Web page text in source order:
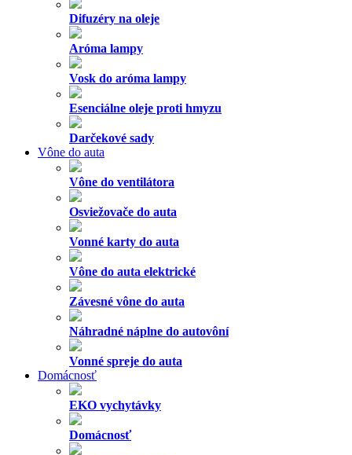
Difuzéry na oleje
Aróma lampy
Vosk do aróma lampy
Esenciálne oleje proti hmyzu
Darčekové sady
Vône do auta
Vône do ventilátora
Osviežovače do auta
Vonné karty do auta
Vône do auta elektrické
Závesné vône do auta
Náhradné náplne do autovôní
Vonné spreje do auta
Domácnosť
EKO vychytávky
Domácnosť